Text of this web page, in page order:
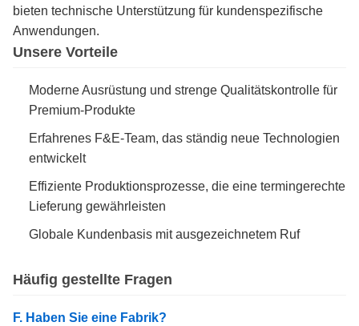
bieten technische Unterstützung für kundenspezifische
Anwendungen.
Unsere Vorteile
Moderne Ausrüstung und strenge Qualitätskontrolle für
Premium-Produkte
Erfahrenes F&E-Team, das ständig neue Technologien
entwickelt
Effiziente Produktionsprozesse, die eine termingerechte
Lieferung gewährleisten
Globale Kundenbasis mit ausgezeichnetem Ruf
Häufig gestellte Fragen
F. Haben Sie eine Fabrik?